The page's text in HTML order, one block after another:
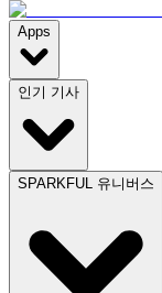
Apps
인기 기사
SPARKFUL 유니버스